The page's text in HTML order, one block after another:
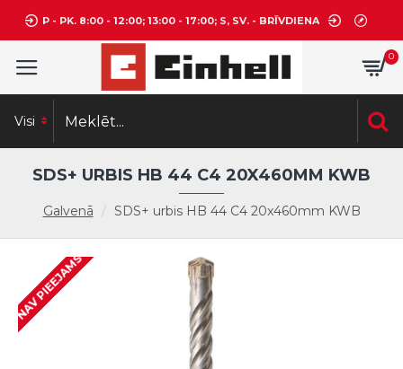
P - PK. 8:00 - 12:00; 13:00 - 17:00; S, SV. - BRĪVDIENA
0
Visi
Galvenā SDS+ urbis HB 44 C4 20x460mm KWB
SDS+ URBIS HB 44 C4 20X460MM KWB
NAV PIEEJAMS